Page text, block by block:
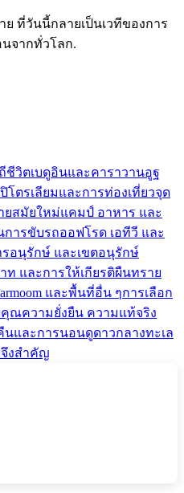
ย ที่วันนี้กลายเป็นเวทีของการ
จากทั่วโลก.
ชีวิตเบดูอินและคาราวานอูฐ
ตรเลียมและการท่องเที่ยวจุด
ยสมัยใหม่แคมป์ อาหาร และ
การขับรถออฟโรด เอทีวี และ
รอนุรักษ์ และเขตอนุรักษ์
และการให้เกียรติผืนทราย
และพื้นที่อื่น ๆการเลือก
คุณความยั่งยืน ความแท้จริง
นและการนอนดูดาวกลางทะเล
จึงสำคัญ